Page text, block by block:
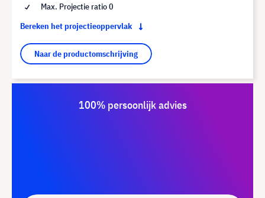
Max. Projectie ratio 0
Bereken het projectieoppervlak
Naar de productomschrijving
100% persoonlijk advies